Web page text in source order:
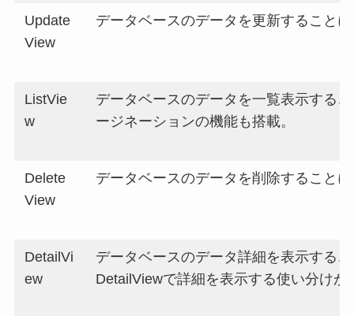
Update
View
データベースのデータを更新すること
ListVie
w
データベースのデータを一覧表示する
ージネーションの機能も搭載。
Delete
View
データベースのデータを削除すること
DetailVi
ew
データベースのデータ詳細を表示する
DetailViewで詳細を表示する使い分けが